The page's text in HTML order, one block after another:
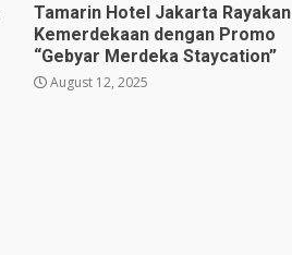
Tamarin Hotel Jakarta Rayakan
Kemerdekaan dengan Promo
“Gebyar Merdeka Staycation”
August 12, 2025